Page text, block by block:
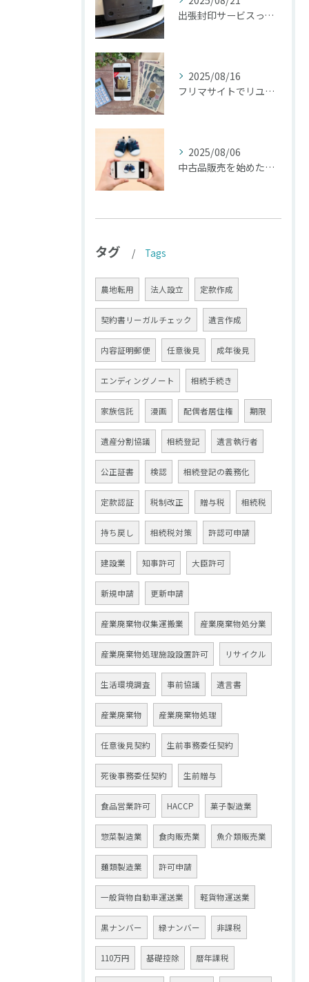
出張封印サービスってご存知ですか？愛知県って実は車のナンバー...
2025/08/16
フリマサイトでリユース販売
2025/08/06
中古品販売を始めたいけど、「古物商許可」の取得が必要って知っ...
タグ Tags
農地転用 法人設立 定款作成
契約書リーガルチェック 遺言作成
内容証明郵便 任意後見 成年後見
エンディングノート 相続手続き
家族信託 漫画 配偶者居住権 期限
遺産分割協議 相続登記 遺言執行者
公正証書 検認 相続登記の義務化
定款認証 税制改正 贈与税 相続税
持ち戻し 相続税対策 許認可申請
建設業 知事許可 大臣許可
新規申請 更新申請
産業廃棄物収集運搬業 産業廃棄物処分業
産業廃棄物処理施設設置許可 リサイクル
生活環境調査 事前協議 遺言書
産業廃棄物 産業廃棄物処理
任意後見契約 生前事務委任契約
死後事務委任契約 生前贈与
食品営業許可 HACCP 菓子製造業
惣菜製造業 食肉販売業 魚介類販売業
麺類製造業 許可申請
一般貨物自動車運送業 軽貨物運送業
黒ナンバー 緑ナンバー 非課税
110万円 基礎控除 暦年課税